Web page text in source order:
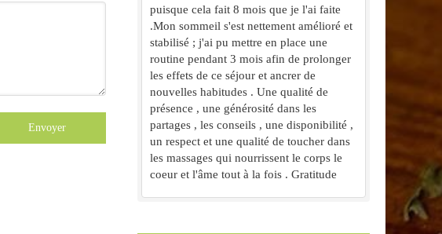
Envoyer
puisque cela fait 8 mois que je l'ai faite
.Mon sommeil s'est nettement amélioré et
stabilisé ; j'ai pu mettre en place une
routine pendant 3 mois afin de prolonger
les effets de ce séjour et ancrer de
nouvelles habitudes . Une qualité de
présence , une générosité dans les
partages , les conseils , une disponibilité ,
un respect et une qualité de toucher dans
les massages qui nourrissent le corps le
coeur et l'âme tout à la fois . Gratitude